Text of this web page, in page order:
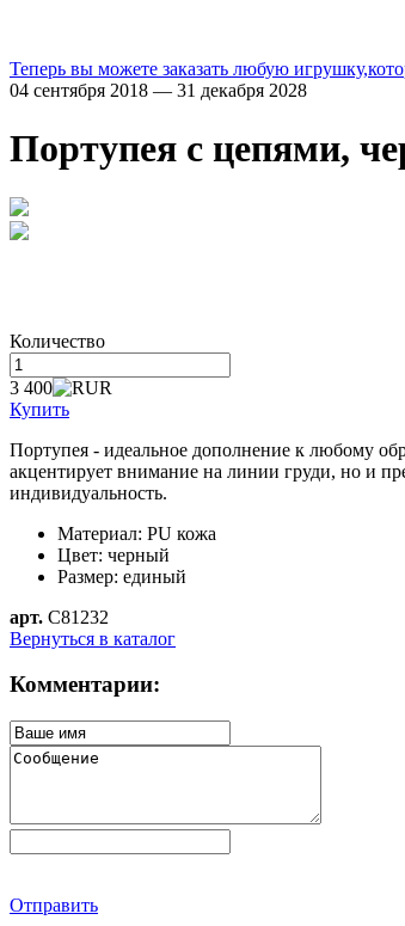
Теперь вы можете заказать любую
04 сентября 2018 — 31 декабря 2028
Портупея с цепями,
Количество
3 400
Купить
Портупея - идеальное дополнение к любому
акцентирует внимание на линии груди, но и
индивидуальность.
Материал: PU кожа
Цвет: черный
Размер: единый
арт. C81232
Вернуться в каталог
Комментарии:
Отправить